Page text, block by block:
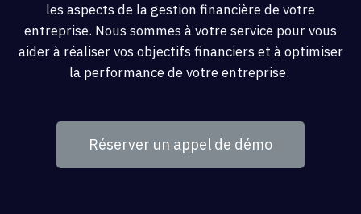
les aspects de la gestion financière de votre
entreprise. Nous sommes à votre service pour vous
aider à réaliser vos objectifs financiers et à optimiser
la performance de votre entreprise.
Réserver un appel de démo